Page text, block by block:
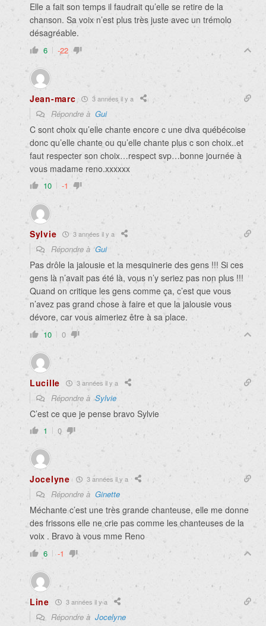
Elle a fait son temps il faudrait qu’elle se retire de la
chanson. Sa voix n’est plus très juste avec un trémolo
désagréable.
6 -22
Jean-marc 3 années il y a
Répondre à Gui
C sont choix qu’elle chante encore c une diva québécoise
donc qu’elle chante ou qu’elle chante plus c son choix..et
faut respecter son choix…respect svp…bonne journée à
vous madame reno.xxxxxx
10 -1
Sylvie 3 années il y a
Répondre àGui
Pas drôle la jalousie et la mesquinerie des gens !!! Si ces
gens là n’avait pas été là, vous n’y seriez pas non plus !!!
Quand on critique les gens comme ça, c’est que vous
n’avez pas grand chose à faire et que la jalousie vous
dévore, car vous aimeriez être à sa place.
10 0
Lucille 3 années il y a
Répondre àSylvie
C’est ce que je pense bravo Sylvie
1 0
Jocelyne 3 années il y a
Répondre à Ginette
Méchante c’est une très grande chanteuse, elle me donne
des frissons elle ne crie pas comme les chanteuses de la
voix . Bravo à vous mme Reno
6 -1
Line 3 années il y a
Répondre à Jocelyne